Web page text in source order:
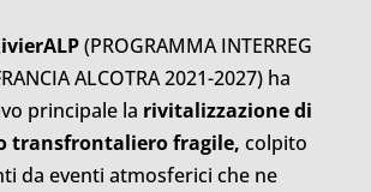
(PROGRAMMA INTERREG
ALCOTRA 2021-2027) ha
principale la rivitalizzazione di
transfrontaliero fragile, colpito
da eventi atmosferici che ne